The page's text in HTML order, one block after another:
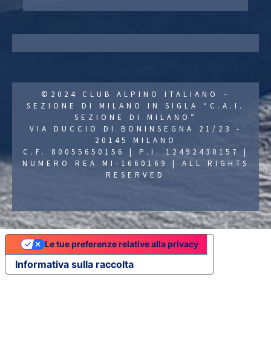
©2024 CLUB ALPINO ITALIANO –
SEZIONE DI MILANO IN SIGLA “C.A.I.
SEZIONE DI MILANO”
VIA DUCCIO DI BONINSEGNA 21/23 -
20145 MILANO
C.F. 80055650156 | P.I. 12492430157 |
NUMERO REA MI-1660169 | ALL RIGHTS
RESERVED
Informativa sulla raccolta
Le tue preferenze relative alla privacy